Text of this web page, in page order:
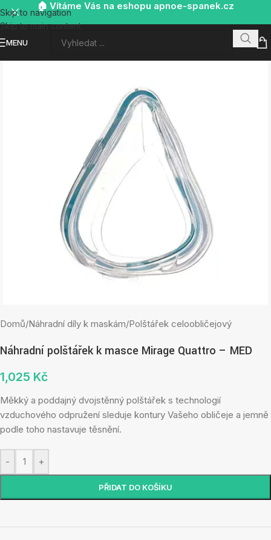
Skip to navigation
Skip to main content
🏠 Vítáme Vás na eshopu apnoe-spanek.cz
MENU
Domů/Náhradní díly k maskám/Polštářek celoobličejový
Náhradní polštářek k masce Mirage Quattro – MED
1,025 Kč
Měkký a poddajný dvojstěnný polštářek s technologií
vzduchového odpružení sleduje kontury Vašeho obličeje a jemně
podle toho nastavuje těsnění.
- +
PŘIDAT DO KOŠÍKU